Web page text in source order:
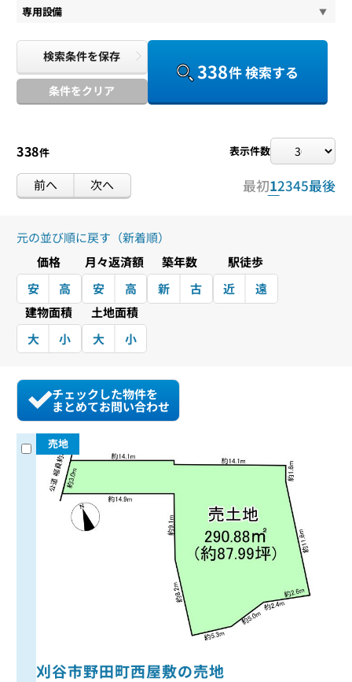
専用設備
検索条件を保存
条件をクリア
338件 検索する
338件 表示件数
前へ 次へ 最初12345最後
元の並び順に戻す（新着順）
価格
安
高
月々返済額
安
高
築年数
新
古
駅徒歩
近
遠
建物面積
大
小
土地面積
大
小
チェックした物件を
まとめてお問い合わせ
売地
刈谷市野田町西屋敷の売地